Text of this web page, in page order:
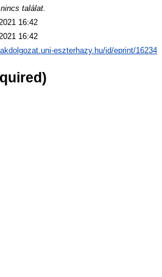
találat.
16:42
16:42
eszterhazy.hu/id/eprint/16234